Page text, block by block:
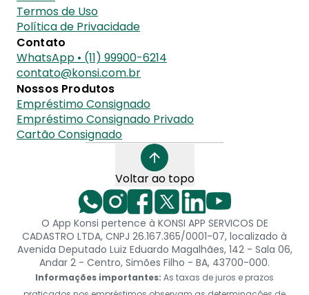
Termos de Uso
Política de Privacidade
Contato
WhatsApp • (11) 99900-6214
contato@konsi.com.br
Nossos Produtos
Empréstimo Consignado
Empréstimo Consignado Privado
Cartão Consignado
Voltar ao topo
O App Konsi pertence à KONSI APP SERVICOS DE
CADASTRO LTDA, CNPJ 26.167.365/0001-07, localizado à
Avenida Deputado Luiz Eduardo Magalhães, 142 - Sala 06,
Andar 2 - Centro, Simões Filho - BA, 43700-000.
Informações importantes: As taxas de juros e prazos